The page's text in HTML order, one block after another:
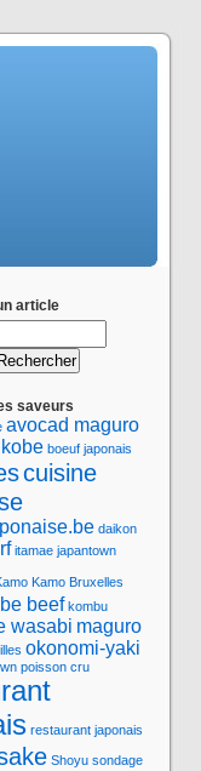
article
saveurs
avocad maguro
boeuf japonais
cuisine
daikon
itamae japantown
Kamo Bruxelles
beef kombu
wasabi maguro
okonomi-yaki
poisson cru
restaurant japonais
Shoyu sondage